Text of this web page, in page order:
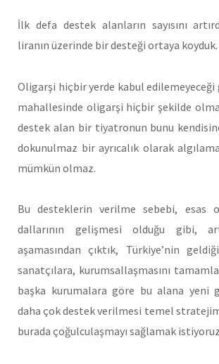
İlk defa destek alanların sayısını
liranın üzerinde bir desteği ortaya koyduk.
Oligarşi hiçbir yerde kabul
mahallesinde oligarşi hiçbir şekilde
destek alan bir tiyatronun bunu
dokunulmaz bir ayrıcalık olarak
mümkün olmaz.
Bu desteklerin verilme sebebi, esas
dallarının gelişmesi olduğu gibi,
aşamasından çıktık, Türkiye’nin
sanatçılara, kurumsallaşmasını
başka kurumalara göre bu alana yeni
daha çok destek verilmesi temel
burada çoğulculaşmayı sağlamak